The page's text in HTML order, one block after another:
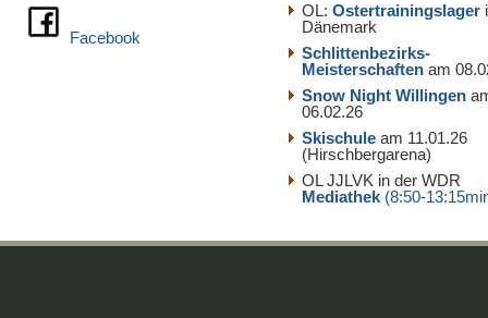
Facebook
OL: Ostertrainingslager
Dänemark
Schlittenbezirks-
Meisterschaften am
Snow Night Willingen
06.02.26
Skischule am 11.01.26
(Hirschbergarena)
OL JJLVK in der WDR
Mediathek (8:50-